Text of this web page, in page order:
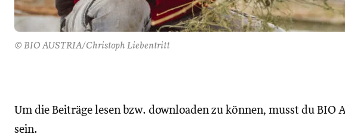
© BIO AUSTRIA/Christoph Liebentritt
Um die Beiträge lesen bzw. downloaden zu können, musst du BIO
sein.